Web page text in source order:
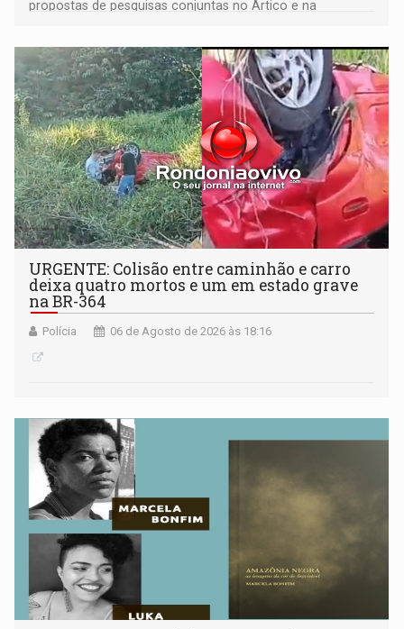
propostas de pesquisas conjuntas no Ártico e na
URGENTE: Colisão entre caminhão e carro
deixa quatro mortos e um em estado grave
na BR-364
Polícia 06 de Agosto de 2026 às 18:16